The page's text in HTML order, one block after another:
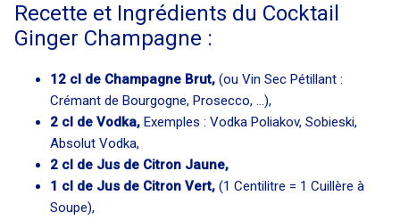
Recette et Ingrédients du Cocktail
Ginger Champagne :
12 cl de Champagne Brut, (ou Vin Sec Pétillant :
Crémant de Bourgogne, Prosecco, …),
2 cl de Vodka, Exemples : Vodka Poliakov, Sobieski,
Absolut Vodka,
2 cl de Jus de Citron Jaune,
1 cl de Jus de Citron Vert, (1 Centilitre = 1 Cuillère à
Soupe),